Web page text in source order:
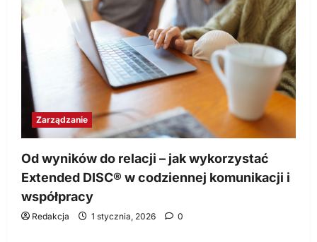
Zarządzanie
Od wyników do relacji – jak wykorzystać
Extended DISC® w codziennej komunikacji i
współpracy
Redakcja 1 stycznia, 2026 0